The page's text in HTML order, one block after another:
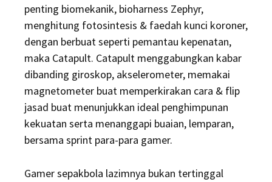
penting biomekanik, bioharness Zephyr,
menghitung fotosintesis & faedah kunci koroner,
dengan berbuat seperti pemantau kepenatan,
maka Catapult. Catapult menggabungkan kabar
dibanding giroskop, akselerometer, memakai
magnetometer buat memperkirakan cara & flip
jasad buat menunjukkan ideal penghimpunan
kekuatan serta menanggapi buaian, lemparan,
bersama sprint para-para gamer.
Gamer sepakbola lazimnya bukan tertinggal